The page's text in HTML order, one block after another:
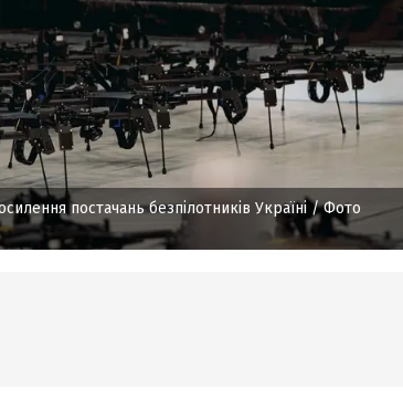
постачань безпілотників Україні / Фото